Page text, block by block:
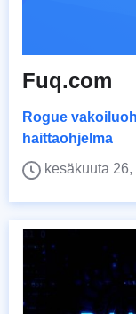
Fuq.com
Rogue
haittaohjelma
kesäkuuta 26,